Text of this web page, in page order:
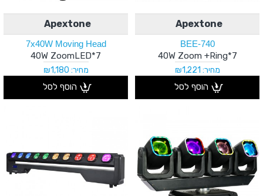
Apextone
BEE-740
7*40W Zoom +Ring
מחיר: ₪1,221
הוסף לסל
Apextone
7x40W Moving Head
7*40W ZoomLED
מחיר: ₪1,180
הוסף לסל